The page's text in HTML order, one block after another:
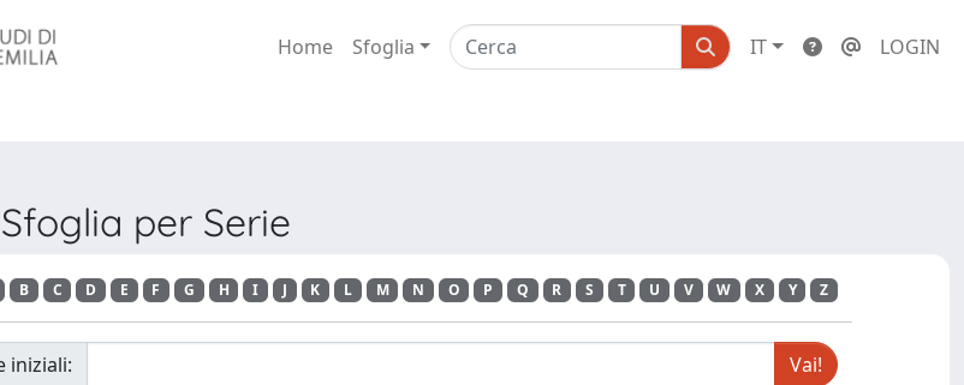
Home Sfoglia IT LOGIN
Sfoglia per Serie
B C D E F G H I J K L M N O P Q R S T U V W X Y Z
iniziali: